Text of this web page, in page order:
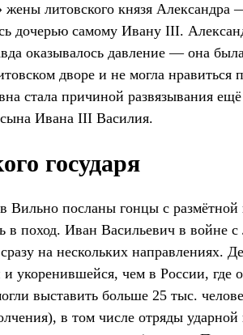
жены литовского князя
дочерью самому Ивану III.
оказывалось давление — она
дворе и не могла
стала причиной развязывания
Ивана III Василия.
государя
Вильно посланы гонцы с размётной
в поход. Иван Васильевич в войне с
на нескольких направлениях.
укоренившейся, чем в России, где
выставить больше 25 тыс.
в том числе отряды